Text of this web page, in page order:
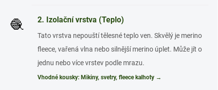
🧶 2. Izolační vrstva (Teplo)
Tato vrstva nepouští tělesné teplo ven. Skvělý je merino
fleece, vařená vlna nebo silnější merino úplet. Může jít o
jednu nebo více vrstev podle mrazu.
Vhodné kousky: Mikiny, svetry, fleece kalhoty →